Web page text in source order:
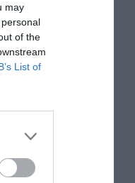
may
of the
List of